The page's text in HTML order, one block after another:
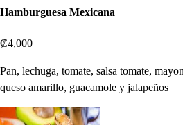
Hamburguesa Mexicana
₡4,000
Pan, lechuga, tomate, salsa tomate,
queso amarillo, guacamole y jalapeños